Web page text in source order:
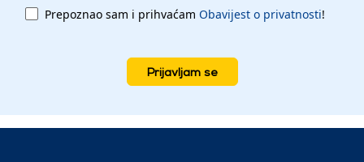
Prepoznao sam i prihvaćam Obavijest o privatnosti!
Prijavljam se